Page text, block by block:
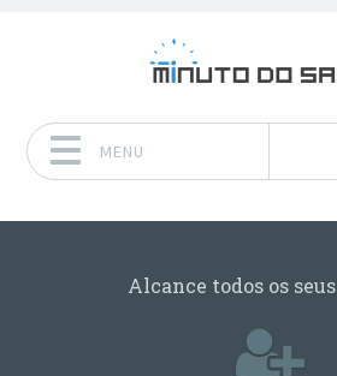
MENU
Alcance todos os